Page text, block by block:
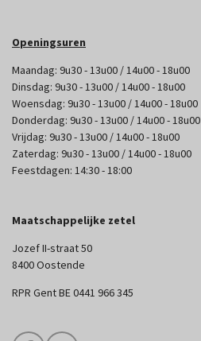
Openingsuren
Maandag: 9u30 - 13u00 / 14u00 - 18u00
Dinsdag: 9u30 - 13u00 / 14u00 - 18u00
Woensdag: 9u30 - 13u00 / 14u00 - 18u00
Donderdag: 9u30 - 13u00 / 14u00 - 18u00
Vrijdag: 9u30 - 13u00 / 14u00 - 18u00
Zaterdag: 9u30 - 13u00 / 14u00 - 18u00
Feestdagen: 14:30 - 18:00
Maatschappelijke zetel
Jozef II-straat 50
8400 Oostende
RPR Gent BE 0441 966 345